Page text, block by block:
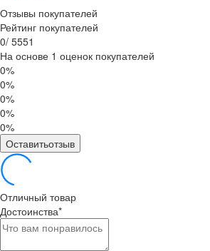
Отзывы покупателей
Рейтинг покупателей
0/ 5551
На основе 1 оценок покупателей
0%
0%
0%
0%
0%
Оставитьотзыв
Отличный товар
Достоинства*